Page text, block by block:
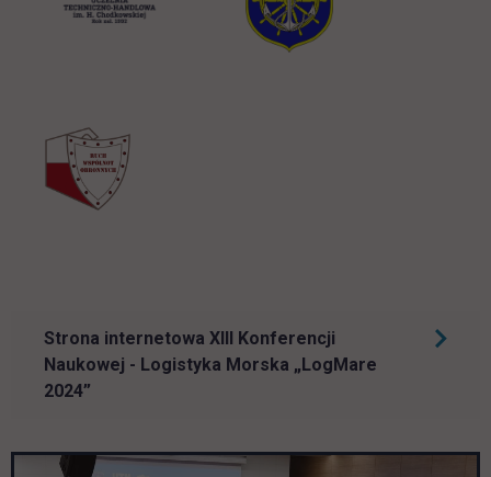
Strona internetowa XIII Konferencji
Naukowej - Logistyka Morska „LogMare
2024”
Pomiń galerię